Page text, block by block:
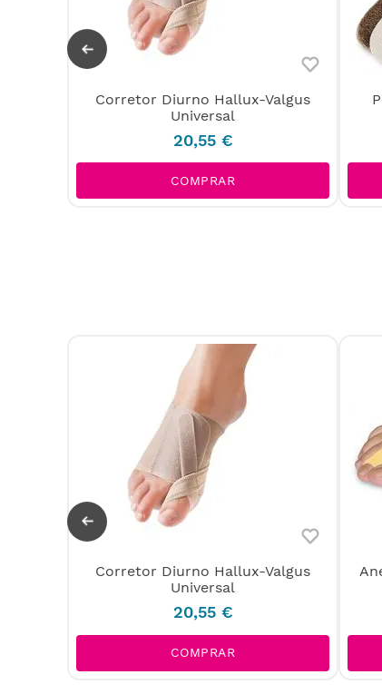
Corretor Diurno Hallux-Valgus
Universal
20,55 €
COMPRAR
Corretor Diurno Hallux-Valgus
Universal
20,55 €
COMPRAR